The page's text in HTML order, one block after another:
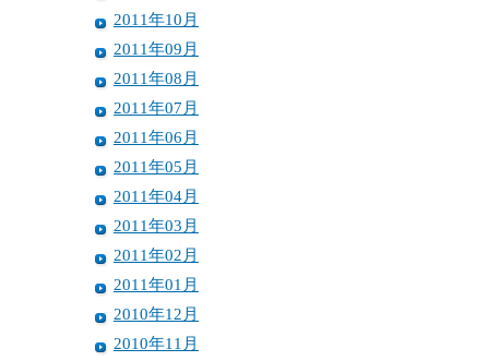
2011年10月
2011年09月
2011年08月
2011年07月
2011年06月
2011年05月
2011年04月
2011年03月
2011年02月
2011年01月
2010年12月
2010年11月